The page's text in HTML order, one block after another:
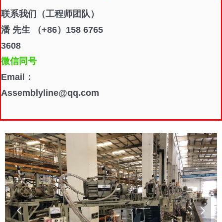
联系我们
（工程师团队）
潘 先生 （+86）158 6765
3608
微信同号
Email：
Assemblyline@qq.com
넳 넲